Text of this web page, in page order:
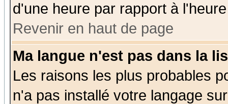
d'une heure par rapport à
Revenir en haut de page
Ma langue n'est pas dans la
Les raisons les plus probables
n'a pas installé votre langage